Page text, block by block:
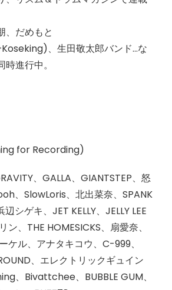
、だめもと
、生田敬太郎バンド…な
進行中。
for Recording)
、GALLA、GIANTSTEP、怒
、SlowLoris、北出菜奈、SPANK
シゲキ、JET KELLY、JELLY LEE
ン、THE HOMESICKS、扇愛奈、
ケル、アナタキコウ、C-999、
、エレクトリックギュイン
、Bivattchee、BUBBLE GUM、